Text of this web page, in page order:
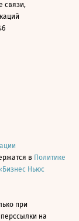
связи,
в Политике
Ньюс
при
на